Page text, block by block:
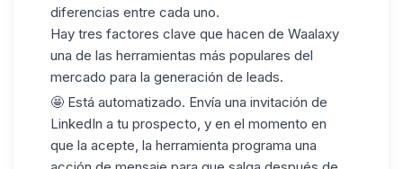
diferencias entre cada uno.
Hay tres factores clave que hacen de Waalaxy
una de las herramientas más populares del
mercado para la generación de leads.
🤩 Está automatizado. Envía una invitación de
LinkedIn a tu prospecto, y en el momento en
que la acepte, la herramienta programa una